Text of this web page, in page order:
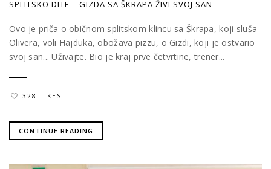
SPLITSKO DITE – GIZDA SA ŠKRAPA ŽIVI SVOJ SAN
Ovo je priča o običnom splitskom klincu sa Škrapa, koji sluša
Olivera, voli Hajduka, obožava pizzu, o Gizdi, koji je ostvario
svoj san... Uživajte. Bio je kraj prve četvrtine, trener...
328 LIKES
CONTINUE READING